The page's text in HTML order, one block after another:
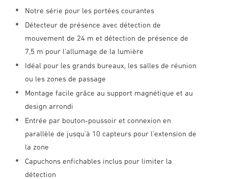
Notre série pour les portées courantes
Détecteur de présence avec détection de
mouvement de 24 m et détection de présence de
7,5 m pour l'allumage de la lumière
Idéal pour les grands bureaux, les salles de réunion
ou les zones de passage
Montage facile grâce au support magnétique et au
design arrondi
Entrée par bouton-poussoir et connexion en
parallèle de jusqu'à 10 capteurs pour l'extension de
la zone
Capuchons enfichables inclus pour limiter la
détection